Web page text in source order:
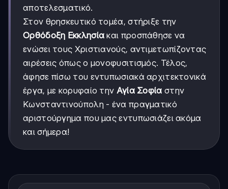
αποτελεσματικό.
Στον θρησκευτικό τομέα, στήριξε την
Ορθόδοξη Εκκλησία και προσπάθησε να
ενώσει τους Χριστιανούς, αντιμετωπίζοντας
αιρέσεις όπως ο μονοφυσιτισμός. Τέλος,
άφησε πίσω του εντυπωσιακά αρχιτεκτονικά
έργα, με κορυφαίο την Αγία Σοφία στην
Κωνσταντινούπολη - ένα πραγματικό
αριστούργημα που μας εντυπωσιάζει ακόμα
και σήμερα!